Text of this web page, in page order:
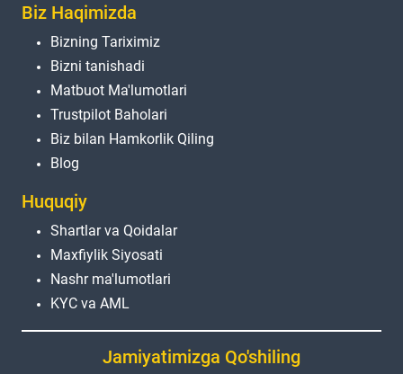
Biz Haqimizda
Bizning Tariximiz
Bizni tanishadi
Matbuot Ma'lumotlari
Trustpilot Baholari
Biz bilan Hamkorlik Qiling
Blog
Huquqiy
Shartlar va Qoidalar
Maxfiylik Siyosati
Nashr ma'lumotlari
KYC va AML
Jamiyatimizga Qo'shiling